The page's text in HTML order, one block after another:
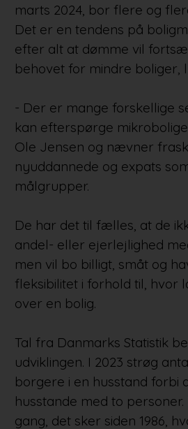
marts 2024, bor flere og
Det er en tendens på
efter alt at dømme vil
behovet for mindre boliger,
- Der er mange forskellige
kan efterspørge
Ole Jensen og nævner
nyuddannede og expats
målgrupper.
De har det til fælles, at de
andel- eller ejerlejlighed
men vil bo billigt, småt og
fleksibilitet i forhold til, hvor
over en bolig.
Tal fra Danmarks Statistik
udviklingen. I 2023 strøg
borgere i en husstand forbi
husstande med to
gang, det sker siden 1986,